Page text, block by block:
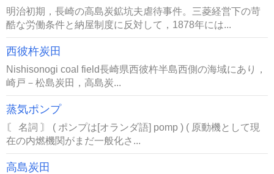
明治初期，長崎の高島炭鉱坑夫虐待事件。三菱経営下の苛
酷な労働条件と納屋制度に反対して，1878年には...
西彼杵炭田
Nishisonogi coal field長崎県西彼杵半島西側の海域にあり，
崎戸－松島炭田，高島炭...
蒸気ポンプ
〘 名詞 〙 ( ポンプは[オランダ語] pomp ) ( 原動機として現
在の内燃機関がまだ一般化さ...
高島炭田